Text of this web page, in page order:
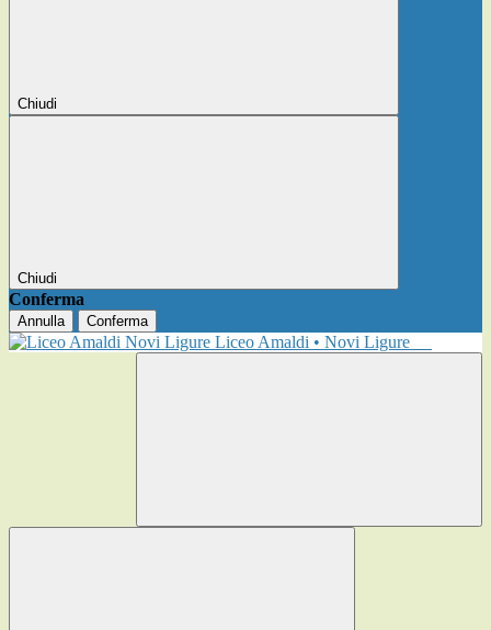
Chiudi
Chiudi
Conferma
Annulla Conferma
Liceo Amaldi • Novi Ligure